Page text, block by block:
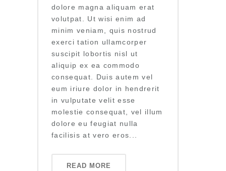
dolore magna aliquam erat
volutpat. Ut wisi enim ad
minim veniam, quis nostrud
exerci tation ullamcorper
suscipit lobortis nisl ut
aliquip ex ea commodo
consequat. Duis autem vel
eum iriure dolor in hendrerit
in vulputate velit esse
molestie consequat, vel illum
dolore eu feugiat nulla
facilisis at vero eros...
READ MORE